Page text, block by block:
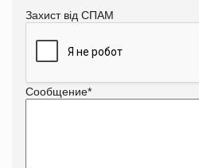
Захист від СПАМ
Сообщение*